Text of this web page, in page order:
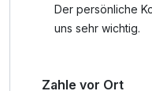
Während Sie die Ruhe
Stunden im Spa
Der persönliche
uns sehr wichtig.
Zahle vor Ort